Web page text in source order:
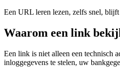
Een URL leren lezen, zelfs snel,
Waarom een link
Een link is niet alleen een technisch
inloggegevens te stelen, uw